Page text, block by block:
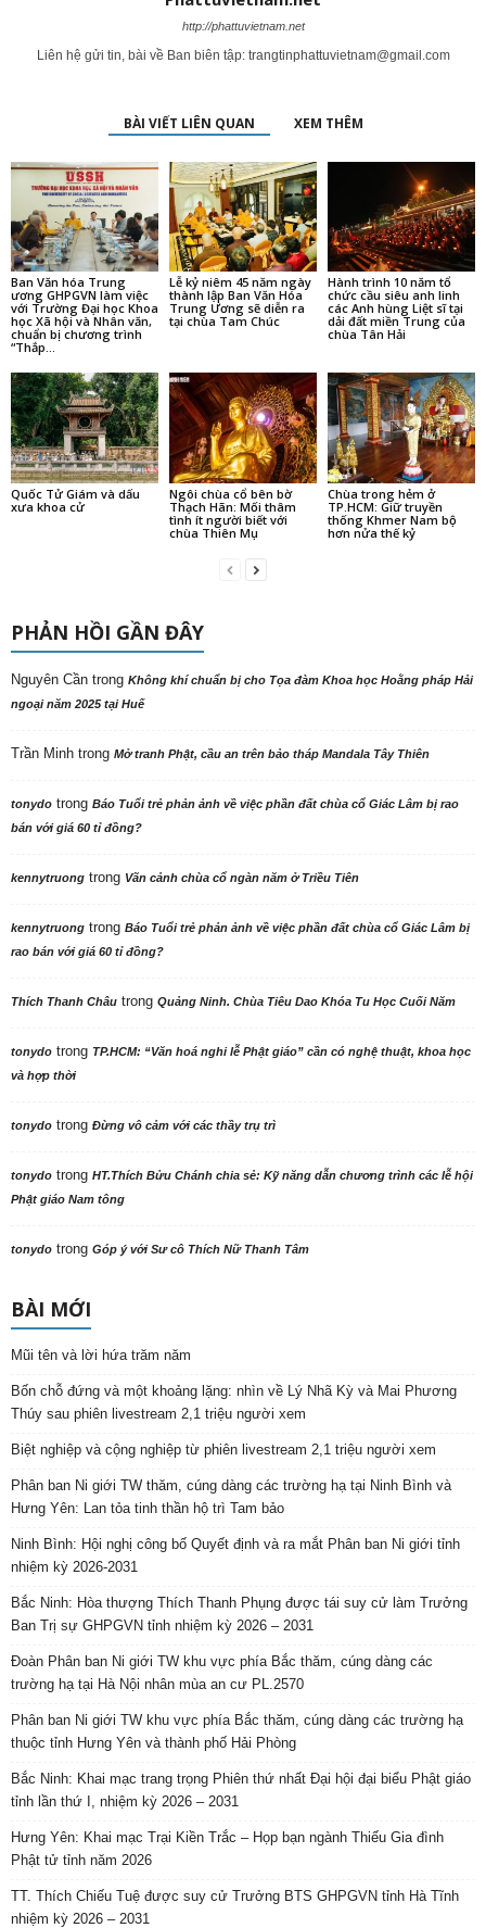
http://phattuvietnam.net
Liên hệ gửi tin, bài về Ban biên tập: trangtinphattuvietnam@gmail.com
BÀI VIẾT LIÊN QUAN XEM THÊM
Ban Văn hóa Trung
ương GHPGVN làm việc
với Trường Đại học Khoa
học Xã hội và Nhân văn,
chuẩn bị chương trình
“Thắp...
Lễ kỷ niêm 45 năm ngày
thành lập Ban Văn Hóa
Trung Ương sẽ diễn ra
tại chùa Tam Chúc
Hành trình 10 năm tổ
chức cầu siêu anh linh
các Anh hùng Liệt sĩ tại
dải đất miền Trung của
chùa Tân Hải
Quốc Tử Giám và dấu
xưa khoa cử
Ngôi chùa cổ bên bờ
Thạch Hãn: Mối thâm
tình ít người biết với
chùa Thiên Mụ
Chùa trong hẻm ở
TP.HCM: Giữ truyền
thống Khmer Nam bộ
hơn nửa thế kỷ
PHẢN HỒI GẦN ĐÂY
Nguyên Cần trong Không khí chuẩn bị cho Tọa đàm Khoa học Hoằng pháp Hải
ngoại năm 2025 tại Huế
Trần Minh trong Mở tranh Phật, cầu an trên bảo tháp Mandala Tây Thiên
tonydo trong Báo Tuổi trẻ phản ảnh về việc phần đất chùa cổ Giác Lâm bị rao
bán với giá 60 tỉ đồng?
kennytruong trong Vãn cảnh chùa cổ ngàn năm ở Triều Tiên
kennytruong trong Báo Tuổi trẻ phản ảnh về việc phần đất chùa cổ Giác Lâm bị
rao bán với giá 60 tỉ đồng?
Thích Thanh Châu trong Quảng Ninh. Chùa Tiêu Dao Khóa Tu Học Cuối Năm
tonydo trong TP.HCM: “Văn hoá nghi lễ Phật giáo” cần có nghệ thuật, khoa học
và hợp thời
tonydo trong Đừng vô cảm với các thầy trụ trì
tonydo trong HT.Thích Bửu Chánh chia sẻ: Kỹ năng dẫn chương trình các lễ hội
Phật giáo Nam tông
tonydo trong Góp ý với Sư cô Thích Nữ Thanh Tâm
BÀI MỚI
Mũi tên và lời hứa trăm năm
Bốn chỗ đứng và một khoảng lặng: nhìn về Lý Nhã Kỳ và Mai Phương
Thúy sau phiên livestream 2,1 triệu người xem
Biệt nghiệp và cộng nghiệp từ phiên livestream 2,1 triệu người xem
Phân ban Ni giới TW thăm, cúng dàng các trường hạ tại Ninh Bình và
Hưng Yên: Lan tỏa tinh thần hộ trì Tam bảo
Ninh Bình: Hội nghị công bố Quyết định và ra mắt Phân ban Ni giới tỉnh
nhiệm kỳ 2026-2031
Bắc Ninh: Hòa thượng Thích Thanh Phụng được tái suy cử làm Trưởng
Ban Trị sự GHPGVN tỉnh nhiệm kỳ 2026 – 2031
Đoàn Phân ban Ni giới TW khu vực phía Bắc thăm, cúng dàng các
trường hạ tại Hà Nội nhân mùa an cư PL.2570
Phân ban Ni giới TW khu vực phía Bắc thăm, cúng dàng các trường hạ
thuộc tỉnh Hưng Yên và thành phố Hải Phòng
Bắc Ninh: Khai mạc trang trọng Phiên thứ nhất Đại hội đại biểu Phật giáo
tỉnh lần thứ I, nhiệm kỳ 2026 – 2031
Hưng Yên: Khai mạc Trại Kiền Trắc – Họp bạn ngành Thiếu Gia đình
Phật tử tỉnh năm 2026
TT. Thích Chiếu Tuệ được suy cử Trưởng BTS GHPGVN tỉnh Hà Tĩnh
nhiệm kỳ 2026 – 2031